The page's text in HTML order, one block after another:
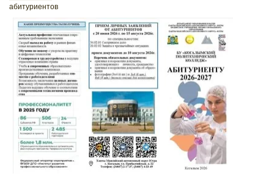
абитуриентов